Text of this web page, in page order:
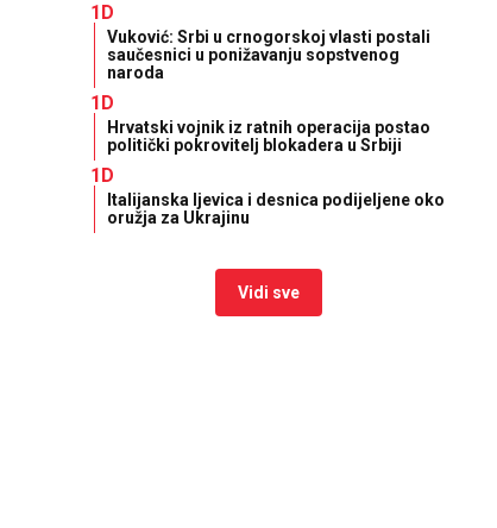
1D
Vuković: Srbi u crnogorskoj vlasti postali
saučesnici u ponižavanju sopstvenog
naroda
1D
Hrvatski vojnik iz ratnih operacija postao
politički pokrovitelj blokadera u Srbiji
1D
Italijanska ljevica i desnica podijeljene oko
oružja za Ukrajinu
Vidi sve